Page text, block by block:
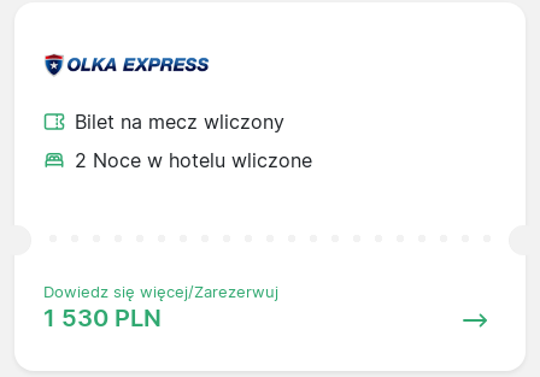
Bilet na mecz wliczony
2 Noce w hotelu wliczone
Dowiedz się więcej/Zarezerwuj
1 530 PLN